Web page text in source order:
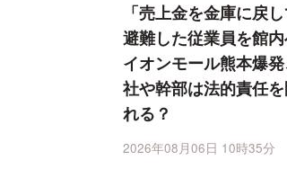
「売上金を金庫に戻し
避難した従業員を館
イオンモール熊本爆
社や幹部は法的責任
れる？
2026年08月06日 10時35分